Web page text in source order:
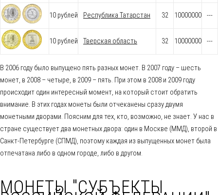
10 рублей Республика Татарстан 32 10000000 ---
10 рублей Тверская область 32 10000000 ---
В 2006 году было выпущено пять разных монет. В 2007 году – шесть
монет, в 2008 – четыре, в 2009 – пять. При этом в 2008 и 2009 году
происходит один интересный момент, на который стоит обратить
внимание. В этих годах монеты были отчеканены сразу двумя
монетными дворами. Поясним для тех, кто, возможно, не знает. У нас в
стране существует два монетных двора: один в Москве (ММД), второй в
Санкт-Петербурге (СПМД), поэтому каждая из выпущенных монет была
отпечатана либо в одном городе, либо в другом.
МОНЕТЫ "СУБЪЕКТЫ